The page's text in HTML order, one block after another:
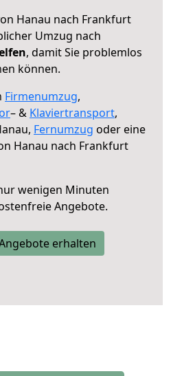
Hanau nach Frankfurt
Umzug nach
, damit Sie problemlos
können.
Firmenumzug,
– & Klaviertransport,
Fernumzug oder eine
Hanau nach Frankfurt
wenigen Minuten
Angebote.
erhalten